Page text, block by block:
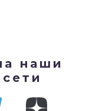
наши